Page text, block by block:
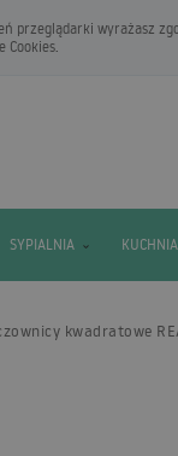
przeglądarki wyrażasz
Cookies.
SYPIALNIA
kwadratowe